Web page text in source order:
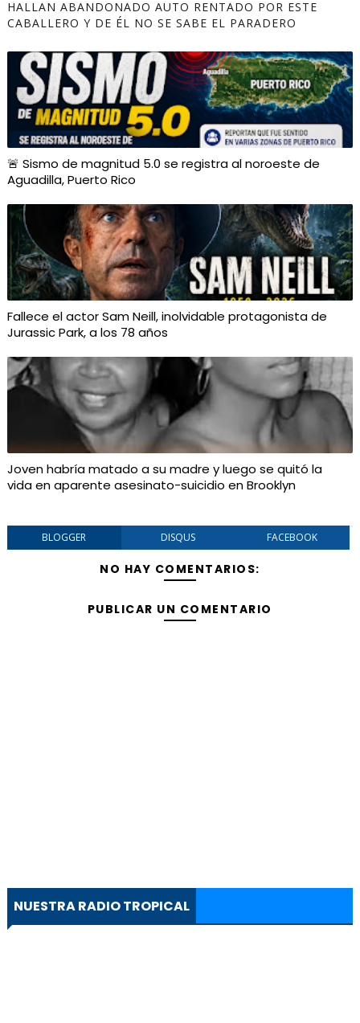
HALLAN ABANDONADO AUTO RENTADO POR ESTE
CABALLERO Y DE ÉL NO SE SABE EL PARADERO
🚨 Sismo de magnitud 5.0 se registra al noroeste de
Aguadilla, Puerto Rico
Fallece el actor Sam Neill, inolvidable protagonista de
Jurassic Park, a los 78 años
Joven habría matado a su madre y luego se quitó la
vida en aparente asesinato-suicidio en Brooklyn
BLOGGER DISQUS FACEBOOK
NO HAY COMENTARIOS:
PUBLICAR UN COMENTARIO
NUESTRA RADIO TROPICAL